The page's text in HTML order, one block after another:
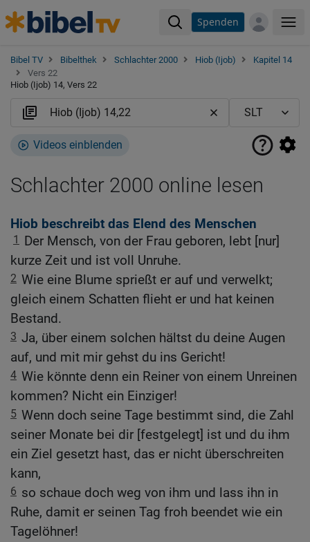
Spenden
Bibel TV Bibelthek Schlachter 2000 Hiob (Ijob)
Kapitel 14
Vers 22
Hiob (Ijob) 14, Vers 22
Videos einblenden
Schlachter 2000 online lesen
Hiob beschreibt das Elend des Menschen
1
Der Mensch, von der Frau geboren, lebt [nur]
kurze Zeit und ist voll Unruhe.
2 Wie eine Blume sprießt er auf und verwelkt;
gleich einem Schatten flieht er und hat keinen
Bestand.
3 Ja, über einem solchen hältst du deine Augen
auf, und mit mir gehst du ins Gericht!
4 Wie könnte denn ein Reiner von einem Unreinen
kommen? Nicht ein Einziger!
5 Wenn doch seine Tage bestimmt sind, die Zahl
seiner Monate bei dir [festgelegt] ist und du ihm
ein Ziel gesetzt hast, das er nicht überschreiten
kann,
6 so schaue doch weg von ihm und lass ihn in
Ruhe, damit er seinen Tag froh beendet wie ein
Tagelöhner!